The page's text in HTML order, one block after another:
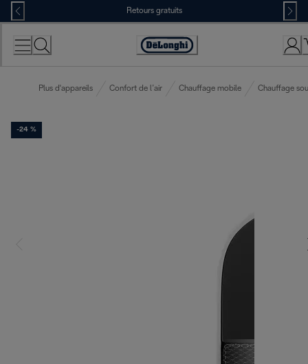
Skip
to
Content
Retours gratuits
Déclaration
Plus d'appareils Confort de l’air Chauffage mobile Chauffage
-24 %